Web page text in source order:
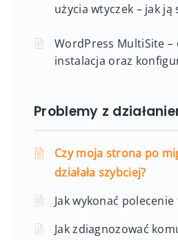
użycia wtyczek – jak ją
WordPress MultiSite –
instalacja oraz
Problemy z
Czy moja strona po
działała szybciej?
Jak wykonać
Jak zdiagnozować